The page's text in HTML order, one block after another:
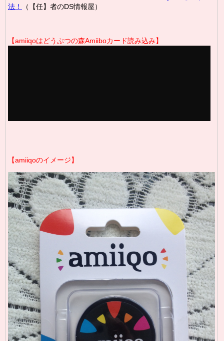
法！
（【任】者のDS情報屋）
【amiiqoはどうぶつの森Amiiboカード読み込み】
【amiiqoのイメージ】